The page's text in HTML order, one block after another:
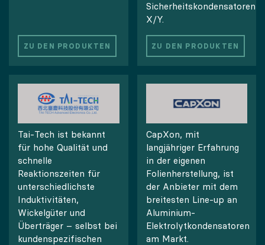
ZU DEN PRODUKTEN
Sicherheitskondensatoren
X/Y.
ZU DEN PRODUKTEN
Tai-Tech ist bekannt
für hohe Qualität und
schnelle
Reaktionszeiten für
unterschiedlichste
Induktivitäten,
Wickelgüter und
Überträger – selbst bei
kundenspezifischen
CapXon, mit
langjähriger Erfahrung
in der eigenen
Folienherstellung, ist
der Anbieter mit dem
breitesten Line-up an
Aluminium-
Elektrolytkondensatoren
am Markt.